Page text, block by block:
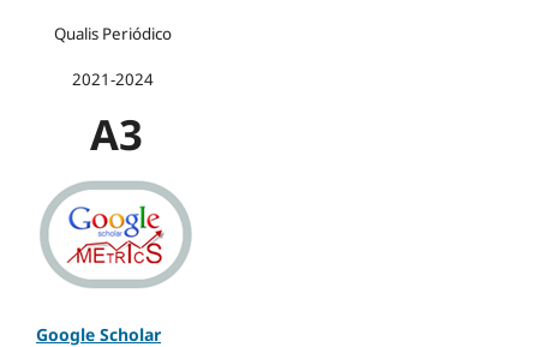
Qualis Periódico
2021-2024
A3
Google Scholar